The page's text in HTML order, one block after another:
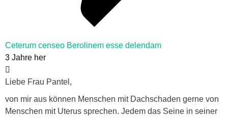
Ceterum censeo Berolinem esse delendam
3 Jahre her
Liebe Frau Pantel,
von mir aus können Menschen mit Dachschaden gerne von
Menschen mit Uterus sprechen. Jedem das Seine in seiner